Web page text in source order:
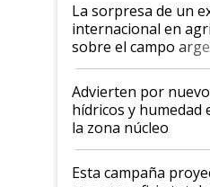
La sorpresa de un
internacional en
sobre el campo
"Estoy muy
Advierten por
hídricos y humedad
la zona núcleo
Esta campaña